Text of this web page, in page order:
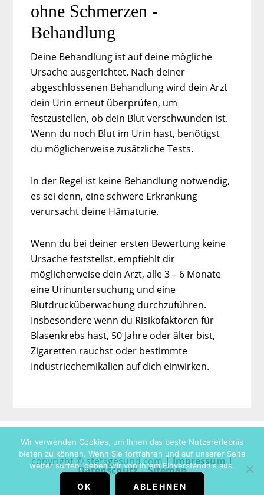
ohne Schmerzen -
Behandlung
Deine Behandlung ist auf deine mögliche
Ursache ausgerichtet. Nach deiner
abgeschlossenen Behandlung wird dein Arzt
dein Urin erneut überprüfen, um
festzustellen, ob dein Blut verschwunden ist.
Wenn du noch Blut im Urin hast, benötigst
du möglicherweise zusätzliche Tests.
In der Regel ist keine Behandlung notwendig,
es sei denn, eine schwere Erkrankung
verursacht deine Hämaturie.
Wenn du bei deiner ersten Bewertung keine
Ursache feststellst, empfiehlt dir
möglicherweise dein Arzt, alle 3 – 6 Monate
eine Urinuntersuchung und eine
Blutdrucküberwachung durchzuführen.
Insbesondere wenn du Risikofaktoren für
Blasenkrebs hast, 50 Jahre oder älter bist,
Zigaretten rauchst oder bestimmte
Industriechemikalien auf dich einwirken.
copyright © stetsgesund.com |Impressum|
Datenschutz|Sitemap
Wir verwenden Cookies, um Ihnen das beste Nutzererlebnis
bieten zu können. Wenn Sie fortfahren und auf unserer Seite
weiter surfen, gehen wir von Ihrem Einverständnis aus.
OK ABLEHNEN